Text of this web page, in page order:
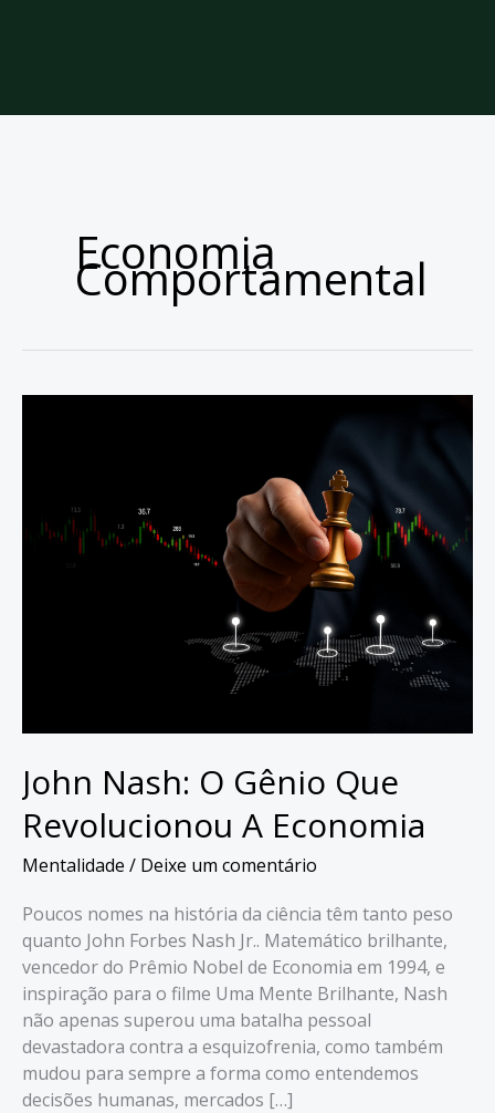
Economia
Comportamental
John Nash: O Gênio Que
Revolucionou A Economia
Mentalidade / Deixe um comentário
Poucos nomes na história da ciência têm tanto peso
quanto John Forbes Nash Jr.. Matemático brilhante,
vencedor do Prêmio Nobel de Economia em 1994, e
inspiração para o filme Uma Mente Brilhante, Nash
não apenas superou uma batalha pessoal
devastadora contra a esquizofrenia, como também
mudou para sempre a forma como entendemos
decisões humanas, mercados […]